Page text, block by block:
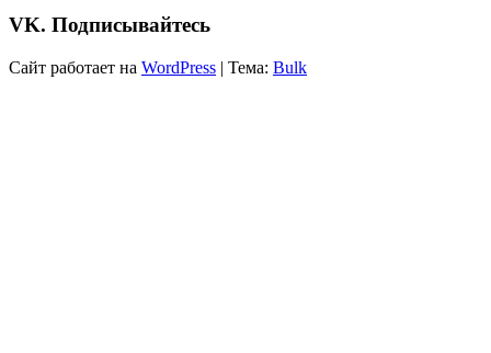
VK. Подписывайтесь
Сайт работает на WordPress | Тема: Bulk